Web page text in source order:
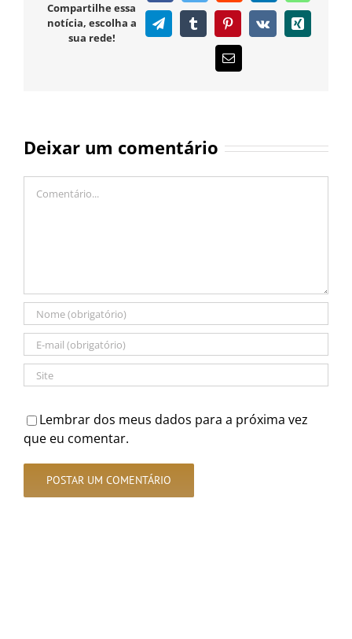
Compartilhe essa
notícia, escolha a
sua rede!
TelegramTumblr PinterestVk Xing
E-
mail
Deixar um comentário
Lembrar dos meus dados para a próxima vez
que eu comentar.